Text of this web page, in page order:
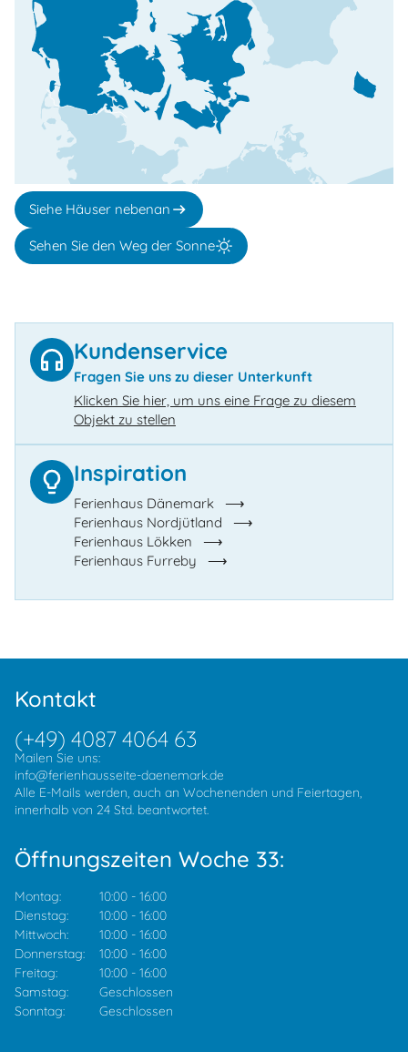
Siehe Häuser nebenan
Sehen Sie den Weg der Sonne
Kundenservice
Fragen Sie uns zu dieser Unterkunft
Klicken Sie hier, um uns eine Frage zu diesem
Objekt zu stellen
Inspiration
Ferienhaus Dänemark
Ferienhaus Nordjütland
Ferienhaus Lökken
Ferienhaus Furreby
Kontakt
(+49) 4087 4064 63
Mailen Sie uns:
info@ferienhausseite-daenemark.de
Alle E-Mails werden, auch an Wochenenden und Feiertagen,
innerhalb von 24 Std. beantwortet.
Öffnungszeiten Woche 33:
Montag: 10:00 - 16:00
Dienstag:
10:00 - 16:00
Mittwoch:
10:00 - 16:00
Donnerstag:
10:00 - 16:00
Freitag:
10:00 - 16:00
Samstag:
Geschlossen
Sonntag:
Geschlossen